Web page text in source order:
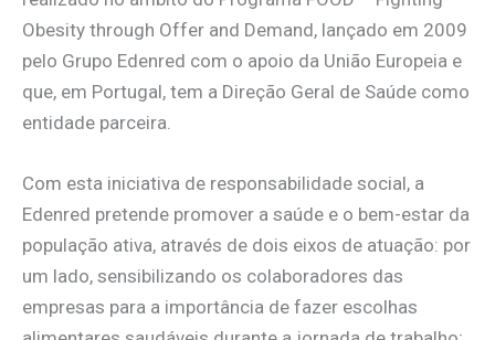
Obesity through Offer and Demand, lançado em 2009
pelo Grupo Edenred com o apoio da União Europeia e
que, em Portugal, tem a Direção Geral de Saúde como
entidade parceira.
Com esta iniciativa de responsabilidade social, a
Edenred pretende promover a saúde e o bem-estar da
população ativa, através de dois eixos de atuação: por
um lado, sensibilizando os colaboradores das
empresas para a importância de fazer escolhas